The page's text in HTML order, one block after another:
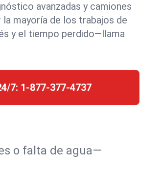
avanzadas y camiones
mayoría de los trabajos de
y el tiempo perdido—llama
7: 1-877-377-4737
o falta de agua—